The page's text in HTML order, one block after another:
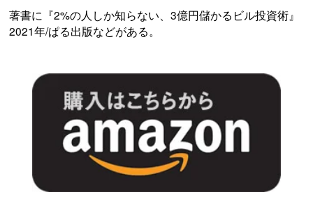
著書に『2%の人しか知らない、3億円儲かるビル投資術』
2021年/ぱる出版などがある。